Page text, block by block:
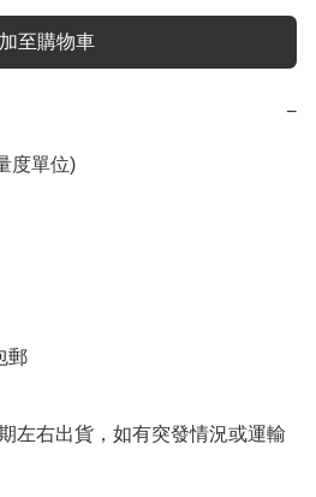
加至購物車
−
度單位)
郵
左右出貨，如有突發情況或運輸